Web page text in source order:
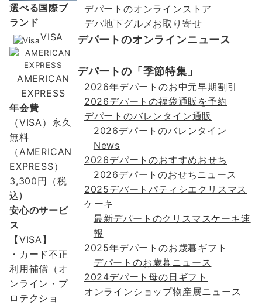
選べる国際ブ
ランド
VISA
AMERICAN
EXPRESS
年会費
（VISA）永久
無料
（AMERICAN
EXPRESS）
3,300円（税
込)
安心のサービ
ス
【VISA】
・カード不正
利用補償（オ
ンライン・プ
ロテクショ
デパートのオンラインストア
デパ地下グルメお取り寄せ
デパートのオンラインニュース
デパートの「季節特集」
2026年デパートのお中元早期割引
2026デパートの福袋通販を予約
デパートのバレンタイン通販
2026デパートのバレンタイン
News
2026デパートのおすすめおせち
2026デパートのおせちニュース
2025デパートパティシエクリスマス
ケーキ
最新デパートのクリスマスケーキ速
報
2025年デパートのお歳暮ギフト
デパートのお歳暮ニュース
2024デパート母の日ギフト
オンラインショップ物産展ニュース